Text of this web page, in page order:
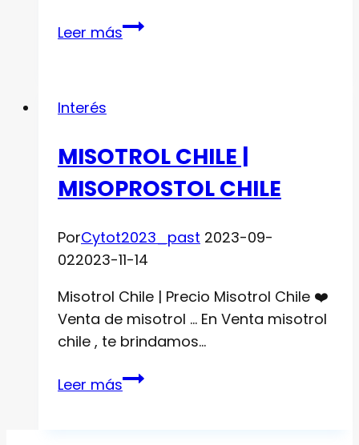
Leer más¿QUÉ
Interés
MISOTROL CHILE |
MISOPROSTOL CHILE
PorCytot2023_past 2023-09-
022023-11-14
Misotrol Chile | Precio Misotrol Chile ❤️
Venta de misotrol … En Venta misotrol
chile , te brindamos…
Leer másMISOTROL